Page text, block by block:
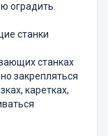
оградить.
станки
станках
закрепляться
каретках,